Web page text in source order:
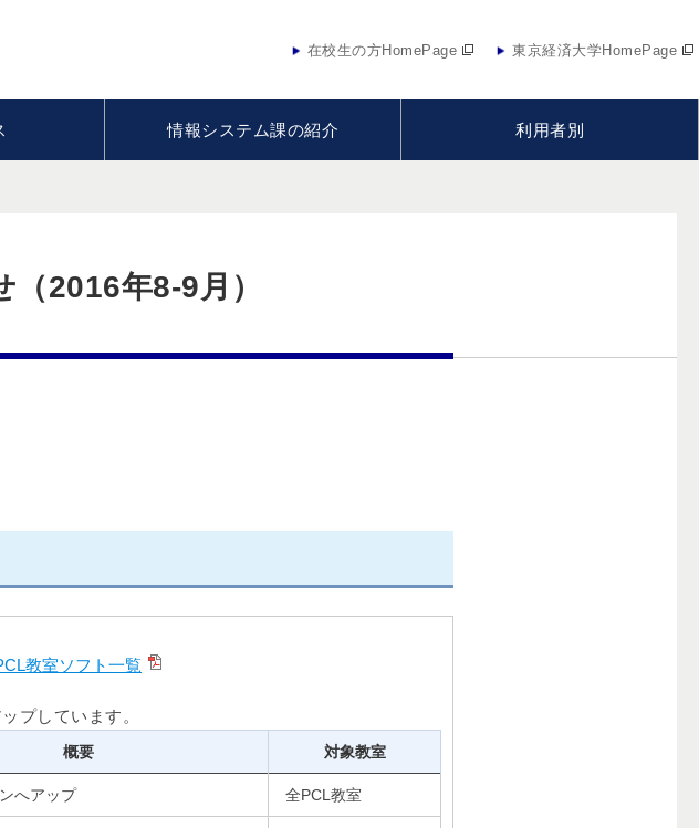
在校生の方HomePage 東京経済大学HomePage
情報システム課の紹介 利用者別
2016年8-9月）
教室ソフト一覧
プしています。
概要 対象教室
へアップ 全PCL教室